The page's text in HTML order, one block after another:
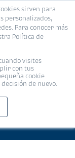
sirven para
personalizados,
Para conocer más
Política de
visites
con tus
cookie
de nuevo.
MENÚ